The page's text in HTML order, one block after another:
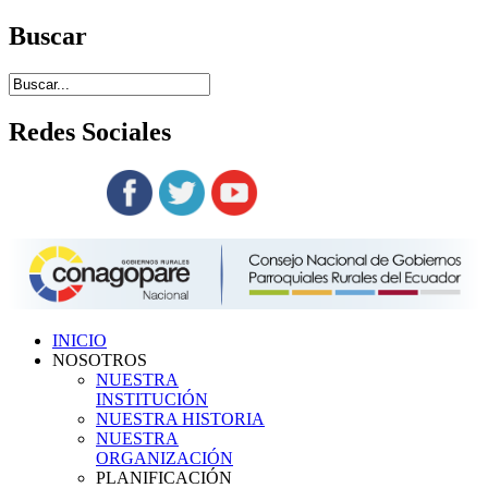
Buscar
Redes Sociales
INICIO
NOSOTROS
NUESTRA
INSTITUCIÓN
NUESTRA HISTORIA
NUESTRA
ORGANIZACIÓN
PLANIFICACIÓN